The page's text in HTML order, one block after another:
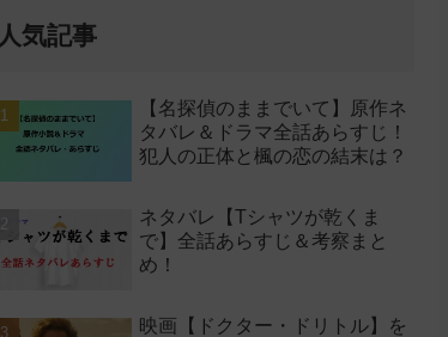
人気記事
【名探偵のままでいて】原作ネ
タバレ＆ドラマ全話あらすじ！
犯人の正体と楓の恋の結末は？
ネタバレ【Tシャツが乾くま
で】全話あらすじ＆考察まと
め！
映画【ドクター・ドリトル】を